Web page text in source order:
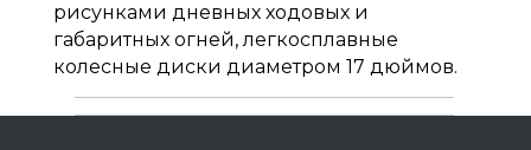
рисунками дневных ходовых и
габаритных огней, легкосплавные
колесные диски диаметром 17 дюймов.